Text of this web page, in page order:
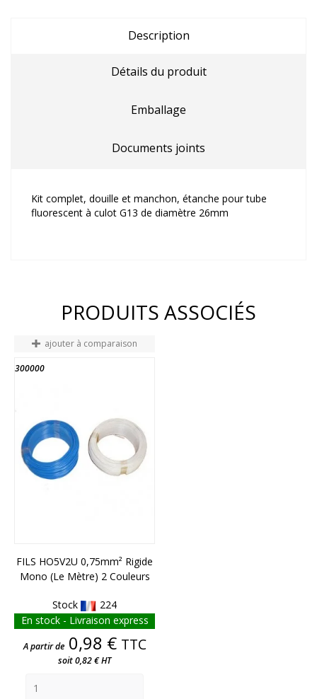
Description
Détails du produit
Emballage
Documents joints
Kit complet, douille et manchon, étanche pour tube
fluorescent à culot G13 de diamètre 26mm
PRODUITS ASSOCIÉS
ajouter à comparaison
300000
FILS HO5V2U 0,75mm² Rigide
Mono (le Mètre) 2 Couleurs
Stock
224
En stock - Livraison express
Prix
A partir de 0,98 € TTC
soit 0,82 € HT